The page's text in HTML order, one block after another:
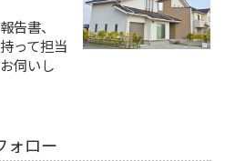
告書、
って担当
伺いし
ォロー